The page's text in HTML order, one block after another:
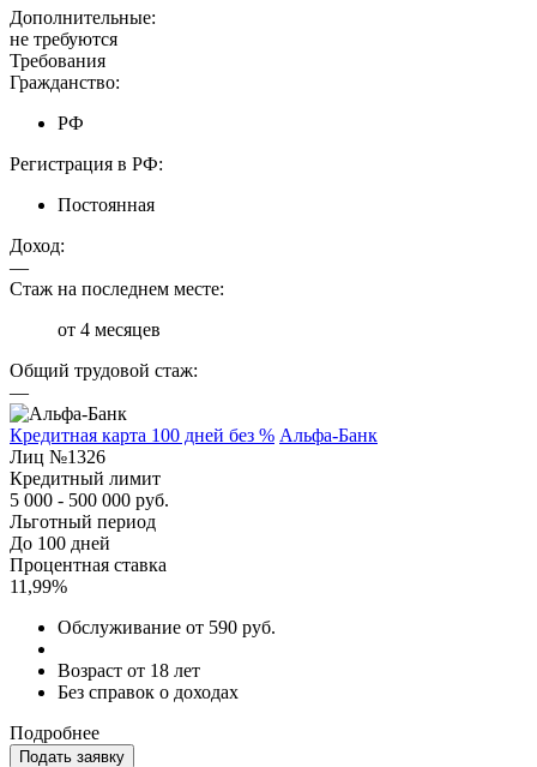
Дополнительные:
не требуются
Требования
Гражданство:
РФ
Регистрация в РФ:
Постоянная
Доход:
—
Стаж на последнем месте:
от 4 месяцев
Общий трудовой стаж:
—
Кредитная карта 100 дней без % Альфа-Банк
Лиц №1326
Кредитный лимит
5 000 - 500 000 руб.
Льготный период
До 100 дней
Процентная ставка
11,99%
Обслуживание от 590 руб.
Возраст от 18 лет
Без справок о доходах
Подробнее
Подать заявку